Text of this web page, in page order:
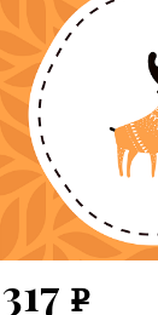
317 e